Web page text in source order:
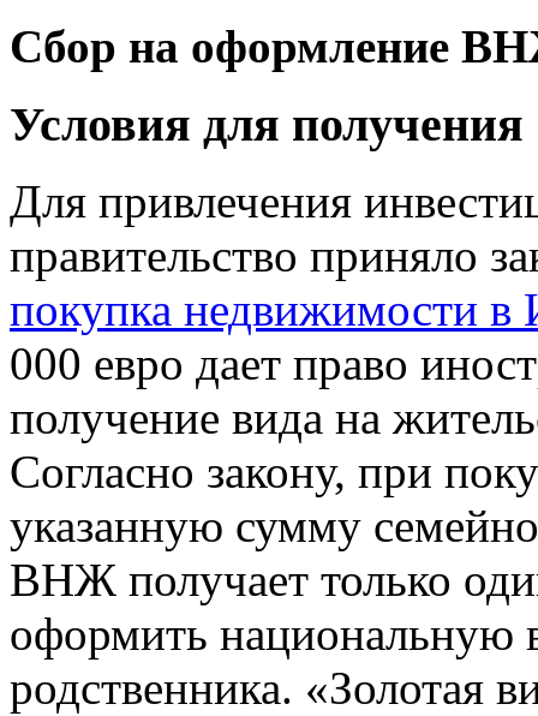
Сбор на оформление
Условия для получения
Для привлечения
правительство приняло
покупка недвижимости в
000 евро дает право
получение вида на
Согласно закону, при
указанную сумму
ВНЖ получает только
оформить национальную
родственника. «Золотая